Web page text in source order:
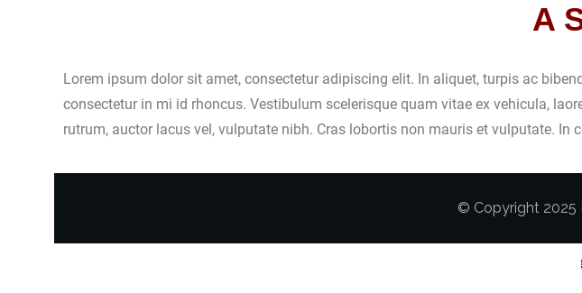
A
Lorem ipsum dolor sit amet, consectetur adipiscing elit. In aliquet, turpis ac
consectetur in mi id rhoncus. Vestibulum scelerisque quam vitae ex vehicula,
rutrum, auctor lacus vel, vulputate nibh. Cras lobortis non mauris et vulputate. In
© Copyright 2025